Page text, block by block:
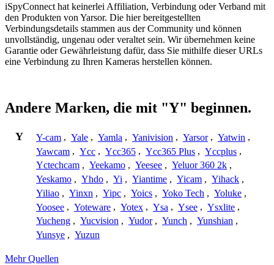
iSpyConnect hat keinerlei Affiliation, Verbindung oder Verband mit
den Produkten von Yarsor. Die hier bereitgestellten
Verbindungsdetails stammen aus der Community und können
unvollständig, ungenau oder veraltet sein. Wir übernehmen keine
Garantie oder Gewährleistung dafür, dass Sie mithilfe dieser URLs
eine Verbindung zu Ihren Kameras herstellen können.
Andere Marken, die mit "Y" beginnen.
Y Y-cam , Yale , Yamla , Yanivision , Yarsor , Yatwin ,
Yawcam , Ycc , Ycc365 , Ycc365 Plus , Yccplus ,
Yctechcam , Yeekamo , Yeesee , Yeluor 360 2k ,
Yeskamo , Yhdo , Yi , Yiantime , Yicam , Yihack ,
Yiliao , Yinxn , Yipc , Yoics , Yoko Tech , Yoluke ,
Yoosee , Yoteware , Yotex , Ysa , Ysee , Ysxlite ,
Yucheng , Yucvision , Yudor , Yunch , Yunshian ,
Yunsye , Yuzun
Mehr Quellen